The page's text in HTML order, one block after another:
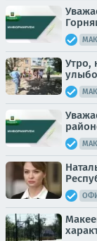
Утро,